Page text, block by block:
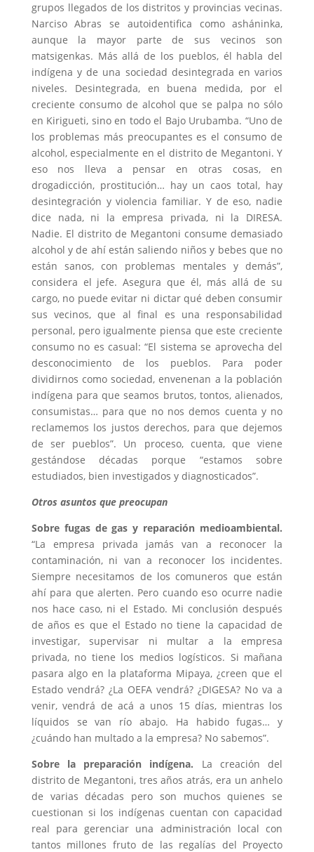
grupos llegados de los distritos y provincias vecinas.
Narciso Abras se autoidentifica como asháninka,
aunque la mayor parte de sus vecinos son
matsigenkas. Más allá de los pueblos, él habla del
indígena y de una sociedad desintegrada en varios
niveles. Desintegrada, en buena medida, por el
creciente consumo de alcohol que se palpa no sólo
en Kirigueti, sino en todo el Bajo Urubamba. “Uno de
los problemas más preocupantes es el consumo de
alcohol, especialmente en el distrito de Megantoni. Y
eso nos lleva a pensar en otras cosas, en
drogadicción, prostitución… hay un caos total, hay
desintegración y violencia familiar. Y de eso, nadie
dice nada, ni la empresa privada, ni la DIRESA.
Nadie. El distrito de Megantoni consume demasiado
alcohol y de ahí están saliendo niños y bebes que no
están sanos, con problemas mentales y demás”,
considera el jefe. Asegura que él, más allá de su
cargo, no puede evitar ni dictar qué deben consumir
sus vecinos, que al final es una responsabilidad
personal, pero igualmente piensa que este creciente
consumo no es casual: “El sistema se aprovecha del
desconocimiento de los pueblos. Para poder
dividirnos como sociedad, envenenan a la población
indígena para que seamos brutos, tontos, alienados,
consumistas… para que no nos demos cuenta y no
reclamemos los justos derechos, para que dejemos
de ser pueblos”. Un proceso, cuenta, que viene
gestándose décadas porque “estamos sobre
estudiados, bien investigados y diagnosticados”.
Otros asuntos que preocupan
Sobre fugas de gas y reparación medioambiental.
“La empresa privada jamás van a reconocer la
contaminación, ni van a reconocer los incidentes.
Siempre necesitamos de los comuneros que están
ahí para que alerten. Pero cuando eso ocurre nadie
nos hace caso, ni el Estado. Mi conclusión después
de años es que el Estado no tiene la capacidad de
investigar, supervisar ni multar a la empresa
privada, no tiene los medios logísticos. Si mañana
pasara algo en la plataforma Mipaya, ¿creen que el
Estado vendrá? ¿La OEFA vendrá? ¿DIGESA? No va a
venir, vendrá de acá a unos 15 días, mientras los
líquidos se van río abajo. Ha habido fugas… y
¿cuándo han multado a la empresa? No sabemos”.
Sobre la preparación indígena. La creación del
distrito de Megantoni, tres años atrás, era un anhelo
de varias décadas pero son muchos quienes se
cuestionan si los indígenas cuentan con capacidad
real para gerenciar una administración local con
tantos millones fruto de las regalías del Proyecto